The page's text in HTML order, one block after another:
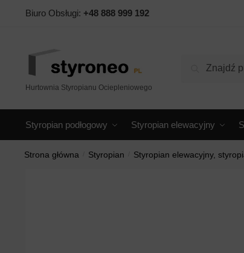
Biuro Obsługi: +48 888 999 192
Hurtownia Styropianu Ociepleniowego
Szukaj
Styropian podłogowy Styropian elewacyjny
Strona główna Styropian Styropian elewacyjny,